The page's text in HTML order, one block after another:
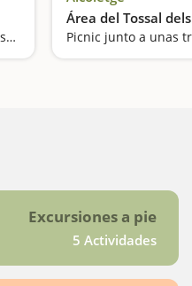
Un gran espacio verde y fresco junto al pueblo
Área del Tossal
Excursiones a pie
5 Actividades